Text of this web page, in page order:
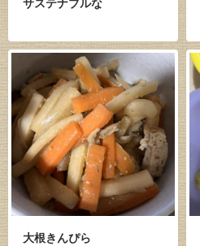
サステナブルな
大根きんぴら